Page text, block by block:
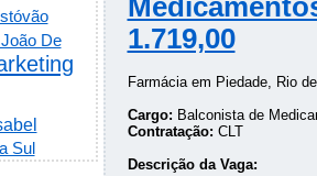
1.719,00
Farmácia em Piedade, Rio
Cargo: Balconista de
Contratação: CLT
Descrição da Vaga:
De
Sul